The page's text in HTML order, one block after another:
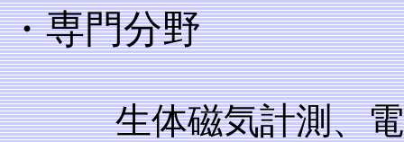
・専門分野
生体磁気計測、電子